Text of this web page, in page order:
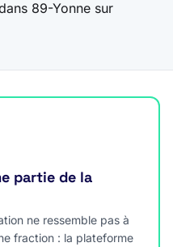
89-Yonne sur
partie de la
ne ressemble pas à
fraction : la plateforme